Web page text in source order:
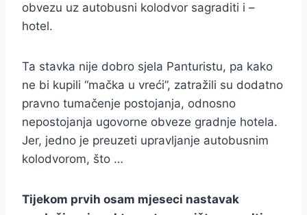
obvezu uz autobusni kolodvor sagraditi i –
hotel.
Ta stavka nije dobro sjela Panturistu, pa kako
ne bi kupili “mačka u vreći”, zatražili su dodatno
pravno tumačenje postojanja, odnosno
nepostojanja ugovorne obveze gradnje hotela.
Jer, jedno je preuzeti upravljanje autobusnim
kolodvorom, što …
Tijekom prvih osam mjeseci nastavak